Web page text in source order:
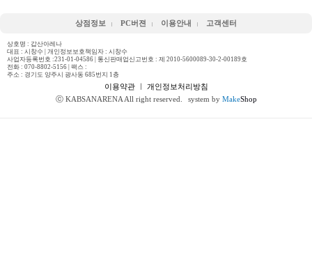
상점정보 PC버젼 이용안내 고객센터
상호명 : 갑산아레나
대표 : 시창수 | 개인정보보호책임자 : 시창수
사업자등록번호 :231-01-04586 | 통신판매업신고번호 : 제 2010-5600089-30-2-00189호
전화 : 070-8802-5156 | 팩스 :
주소 : 경기도 양주시 광사동 685번지 1층
이용약관ㅣ 개인정보처리방침
ⓒ KABSANARENA All right reserved.
system by MakeShop